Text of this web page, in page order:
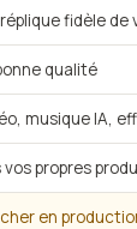
fidèle de
qualité
musique IA,
propres
en